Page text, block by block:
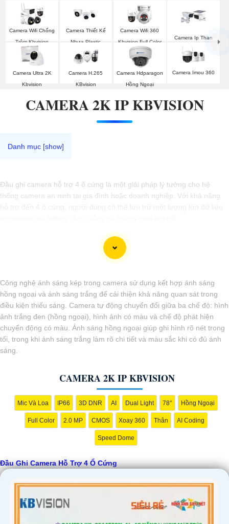
Camera Wifi Chống
Trộm Kbvision
Camera Thiết Kế
Nhựa Plastic
Kbvision
Camera Wifi 360
Kbvision Full Color
Camera Ip Than
Kbvision
Camera Ultra 2K
Kbvision
Camera H.265
KBvision
Camera Hdparagon
Hồng Ngoại
Camera Imou 360
CAMERA 2K IP KBVISION
Đầu ghi camera hỗ trợ 4 ổ cứng là một giải pháp lý tưởng cho hệ
thống camera an ninh tại gia đình hoặc doanh nghiệp. Với khả năng
chức năng xem lại dễ dàng, và khả năng truy cập từ xa qua điện thoại
di động. nó còn có khả năng ghi hình liên tục hoặc theo lịch trình, giúp
vệ tài sản và an ninh trong mọi tình huống, đồng thời tiết kiệm thời
gian và công sức trong việc quản lý hệ thống camera.
'
Công nghệ ánh sáng kép trong camera sử dụng kết hợp ánh sáng
hồng ngoại và ánh sáng trắng để cải thiện khả năng quan sát trong
điều kiện thiếu sáng. Camera tự động chuyển đổi giữa ba chế độ: hình
ảnh trắng đen (hồng ngoại), hình ảnh có màu và chế độ phát hiện
chuyển động có màu. Ánh sáng hồng ngoại giúp ghi hình rõ nét trong
tối, trong khi ánh sáng trắng làm rõ chi tiết và màu sắc khi có đủ ánh
sáng.
CAMERA 2K IP KBVISION
Mic Và Loa IP66 3D DNR AI Dual Light 78° Hồng Ngoại
Full Color 2.0 MP CMOS Xoay 360 Thân AI Coding
Speed Dome
Đầu Ghi Camera Hỗ Trợ 4 Ổ Cứng